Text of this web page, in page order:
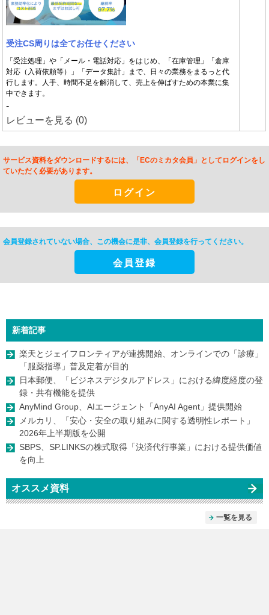
受注CS周りは全てお任せください
「受注処理」や「メール・電話対応」をはじめ、「在庫管理」「倉庫
対応（入荷依頼等）」「データ集計」まで、日々の業務をまるっと代
行します。人手、時間不足を解消して、売上を伸ばすための本業に集
中できます。
-
レビューを見る (0)
サービス資料をダウンロードするには、「ECのミカタ会員」としてログインをし
ていただく必要があります。
ログイン
会員登録されていない場合、この機会に是非、 会員登録を行ってください。
会員登録
新着記事
楽天とジェイフロンティアが連携開始、オンラインでの「診療」
「服薬指導」普及定着が目的
日本郵便、「ビジネスデジタルアドレス」における緯度経度の登
録・共有機能を提供
AnyMind Group、AIエージェント「AnyAI Agent」提供開始
メルカリ、「安心・安全の取り組みに関する透明性レポート」
2026年上半期版を公開
SBPS、SP.LINKSの株式取得「決済代行事業」における提供価値
を向上
オススメ資料
一覧を見る